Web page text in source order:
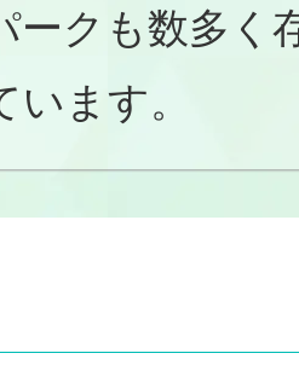
ークも数多く
います。